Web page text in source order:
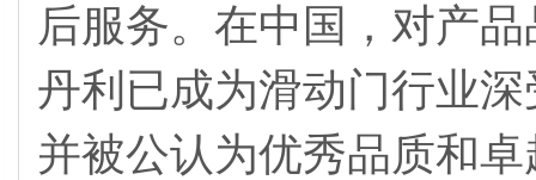
后服务。在中国，对产
丹利已成为滑动门行业
并被公认为优秀品质和